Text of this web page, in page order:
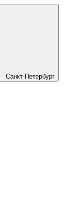
Санкт-Петербург